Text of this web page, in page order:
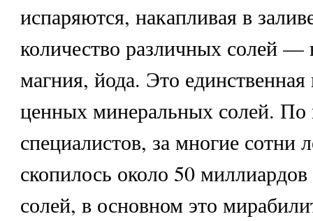
испаряются, накапливая в
количество различных солей —
магния, йода. Это
ценных минеральных солей. По
специалистов, за многие сотни
скопилось около 50
солей, в основном это